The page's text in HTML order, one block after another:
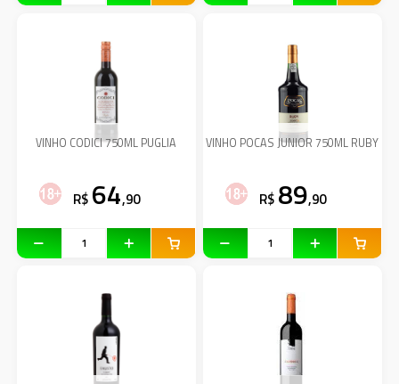
VINHO CODICI 750ML PUGLIA
R$ 64,90
VINHO POCAS JUNIOR 750ML RUBY
R$ 89,90